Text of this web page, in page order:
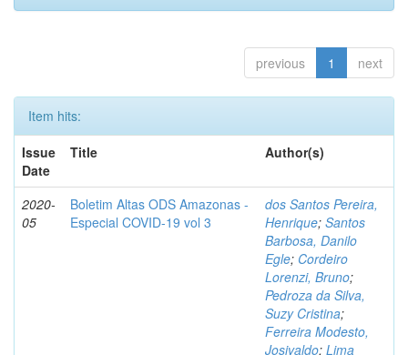
previous 1 next
Item hits:
Issue
Date
Title Author(s)
2020-
05
Boletim Altas ODS Amazonas -
Especial COVID-19 vol 3
dos Santos Pereira,
Henrique; Santos
Barbosa, Danilo
Egle; Cordeiro
Lorenzi, Bruno;
Pedroza da Silva,
Suzy Cristina;
Ferreira Modesto,
Josivaldo; Lima